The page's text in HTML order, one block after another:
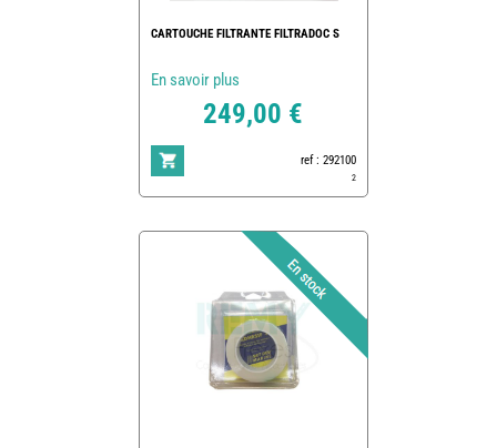
CARTOUCHE FILTRANTE FILTRADOC S
En savoir plus
249,00 €
ref : 292100
2